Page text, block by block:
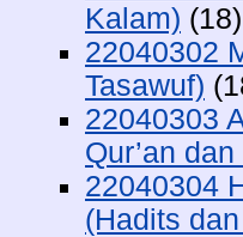
Kalam) (18)
22040302
Tasawuf)
22040303
Qur’an
22040304
(Hadits